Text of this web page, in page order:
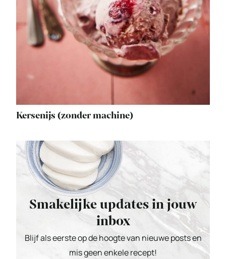
Kersenijs (zonder machine)
Smakelijke updates in jouw
inbox
Blijf als eerste op de hoogte van nieuwe posts en
mis geen enkele recept!